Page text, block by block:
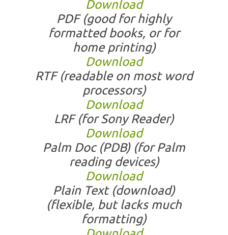
Download
PDF(good for highly
formatted books, or for
home printing)
Download
RTF(readable on most word
processors)
Download
LRF(for Sony Reader)
Download
Palm Doc (PDB)(for Palm
reading devices)
Download
Plain Text (download)
(flexible, but lacks much
formatting)